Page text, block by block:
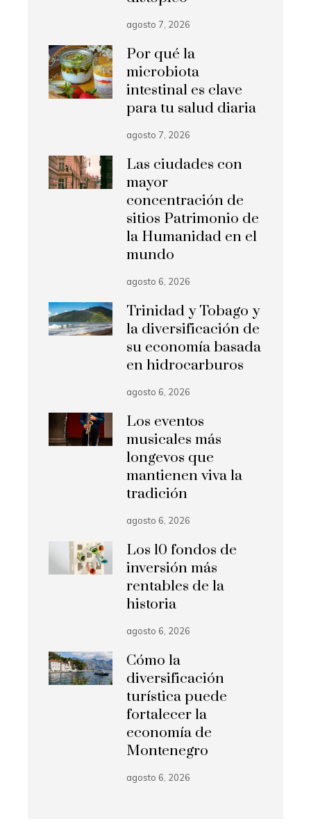
agosto 7, 2026
Por qué la
microbiota
intestinal es clave
para tu salud diaria
agosto 7, 2026
Las ciudades con
mayor
concentración de
sitios Patrimonio de
la Humanidad en el
mundo
agosto 6, 2026
Trinidad y Tobago y
la diversificación de
su economía basada
en hidrocarburos
agosto 6, 2026
Los eventos
musicales más
longevos que
mantienen viva la
tradición
agosto 6, 2026
Los 10 fondos de
inversión más
rentables de la
historia
agosto 6, 2026
Cómo la
diversificación
turística puede
fortalecer la
economía de
Montenegro
agosto 6, 2026